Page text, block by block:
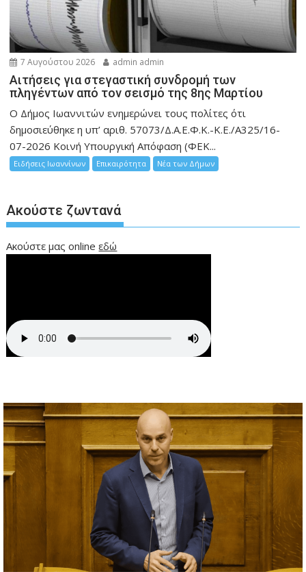
7 Αυγούστου 2026 admin admin
Αιτήσεις για στεγαστική συνδρομή των
πληγέντων από τον σεισμό της 8ης Μαρτίου
Ο Δήμος Ιωαννιτών ενημερώνει τους πολίτες ότι
δημοσιεύθηκε η υπ’ αριθ. 57073/Δ.Α.Ε.Φ.Κ.-Κ.Ε./Α325/16-
07-2026 Κοινή Υπουργική Απόφαση (ΦΕΚ...
Ειδήσεις Ιωαννίνων Επικαιρότητα Νέα των Δήμων
Ακούστε ζωντανά
Ακούστε μας onlineεδώ